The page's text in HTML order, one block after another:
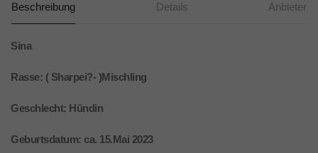
Beschreibung Details Anbieter
Sina
Rasse: ( Sharpei?- )Mischling
Geschlecht: Hündin
Geburtsdatum: ca. 15.Mai 2023